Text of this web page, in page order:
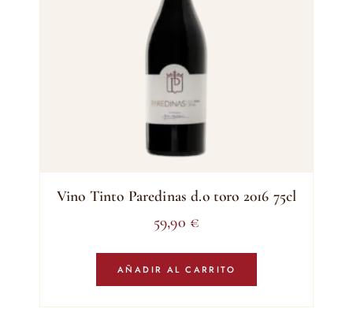
Vino Tinto Paredinas d.o toro 2016 75cl
59,90 €
AÑADIR AL CARRITO